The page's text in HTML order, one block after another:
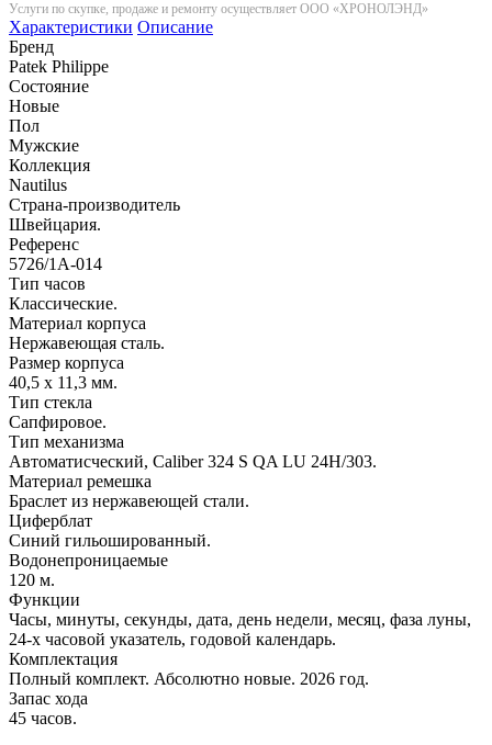
Услуги по скупке, продаже и ремонту осуществляет ООО «ХРОНОЛЭНД»
Характеристики Описание
Бренд
Patek Philippe
Состояние
Новые
Пол
Мужские
Коллекция
Nautilus
Страна-производитель
Швейцария.
Референс
5726/1A-014
Тип часов
Классические.
Материал корпуса
Нержавеющая сталь.
Размер корпуса
40,5 х 11,3 мм.
Тип стекла
Сапфировое.
Тип механизма
Автоматисческий, Caliber 324 S QA LU 24H/303.
Материал ремешка
Браслет из нержавеющей стали.
Циферблат
Синий гильошированный.
Водонепроницаемые
120 м.
Функции
Часы, минуты, секунды, дата, день недели, месяц, фаза луны,
24-х часовой указатель, годовой календарь.
Комплектация
Полный комплект. Абсолютно новые. 2026 год.
Запас хода
45 часов.